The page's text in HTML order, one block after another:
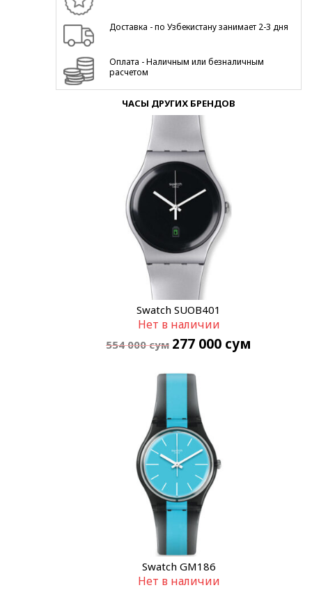
Доставка - по Узбекистану занимает 2-3 дня
Оплата - Наличным или безналичным
расчетом
ЧАСЫ ДРУГИХ БРЕНДОВ
Swatch SUOB401
Нет в наличии
554 000сум 277 000 сум
Swatch GM186
Нет в наличии